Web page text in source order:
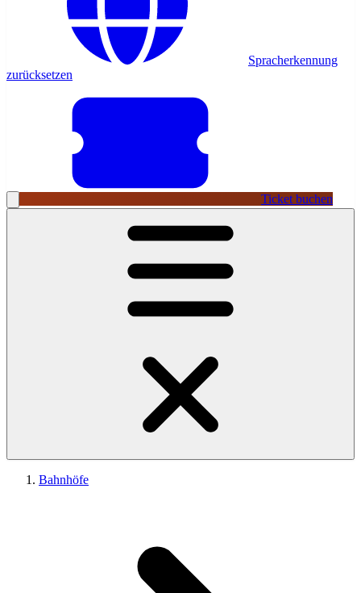
Spracherkennung
zurücksetzen
Ticket buchen
Bahnhöfe